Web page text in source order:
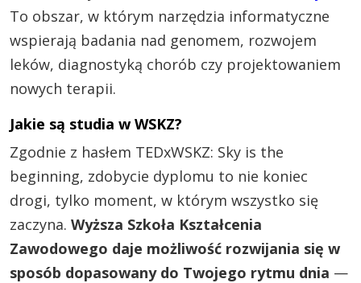
To obszar, w którym narzędzia informatyczne
wspierają badania nad genomem, rozwojem
leków, diagnostyką chorób czy projektowaniem
nowych terapii.
Jakie są studia w WSKZ?
Zgodnie z hasłem TEDxWSKZ: Sky is the
beginning, zdobycie dyplomu to nie koniec
drogi, tylko moment, w którym wszystko się
zaczyna. Wyższa Szkoła Kształcenia
Zawodowego daje możliwość rozwijania się w
sposób dopasowany do Twojego rytmu dnia —